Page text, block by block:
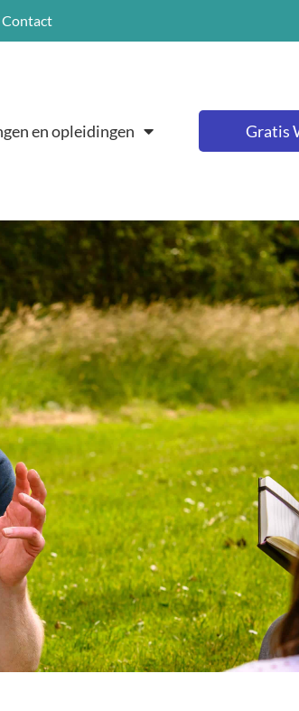
Contact
en opleidingen Gratis